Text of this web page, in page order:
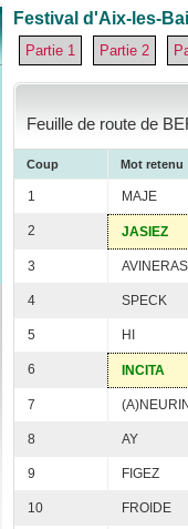
Festival d'Aix-les-
Partie 1 Partie 2
Feuille de route de
Coup Mot retenu
1 MAJE
2 JASIEZ
3 AVINERAS
4 SPECK
5 HI
6 INCITA
7
8 AY
9 FIGEZ
10 FROIDE